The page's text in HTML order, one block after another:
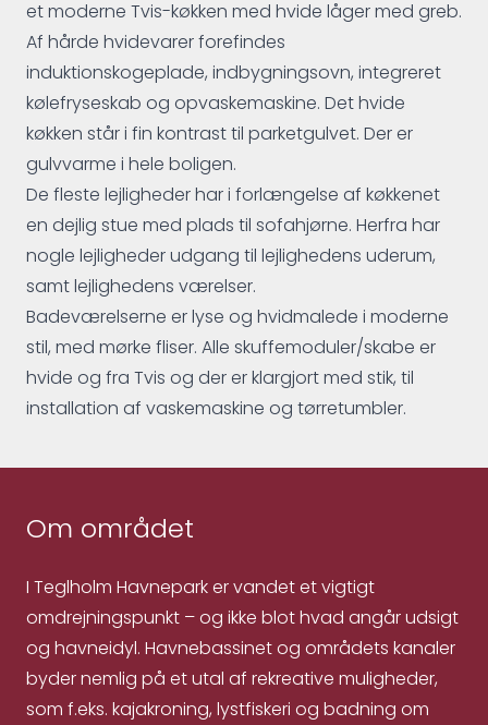
et moderne Tvis-køkken med hvide låger med greb.
Af hårde hvidevarer forefindes
induktionskogeplade, indbygningsovn, integreret
kølefryseskab og opvaskemaskine. Det hvide
køkken står i fin kontrast til parketgulvet. Der er
gulvvarme i hele boligen.
De fleste lejligheder har i forlængelse af køkkenet
en dejlig stue med plads til sofahjørne. Herfra har
nogle lejligheder udgang til lejlighedens uderum,
samt lejlighedens værelser.
Badeværelserne er lyse og hvidmalede i moderne
stil, med mørke fliser. Alle skuffemoduler/skabe er
hvide og fra Tvis og der er klargjort med stik, til
installation af vaskemaskine og tørretumbler.
Om området
I Teglholm Havnepark er vandet et vigtigt
omdrejningspunkt – og ikke blot hvad angår udsigt
og havneidyl. Havnebassinet og områdets kanaler
byder nemlig på et utal af rekreative muligheder,
som f.eks. kajakroning, lystfiskeri og badning om